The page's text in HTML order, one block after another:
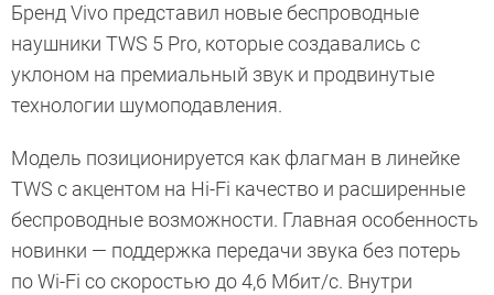
Бренд Vivo представил новые беспроводные
наушники TWS 5 Pro, которые создавались с
уклоном на премиальный звук и продвинутые
технологии шумоподавления.
Модель позиционируется как флагман в линейке
TWS с акцентом на Hi-Fi качество и расширенные
беспроводные возможности. Главная особенность
новинки — поддержка передачи звука без потерь
по Wi-Fi со скоростью до 4,6 Мбит/с. Внутри